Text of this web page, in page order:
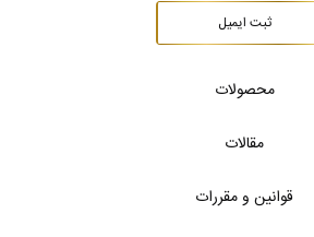
ثبت ایمیل
محصولات
مقالات
قوانین و مقررات